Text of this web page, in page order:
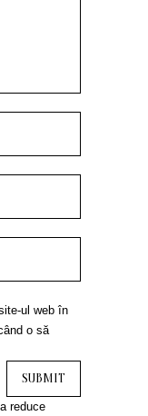
ul web în
o să
reduce